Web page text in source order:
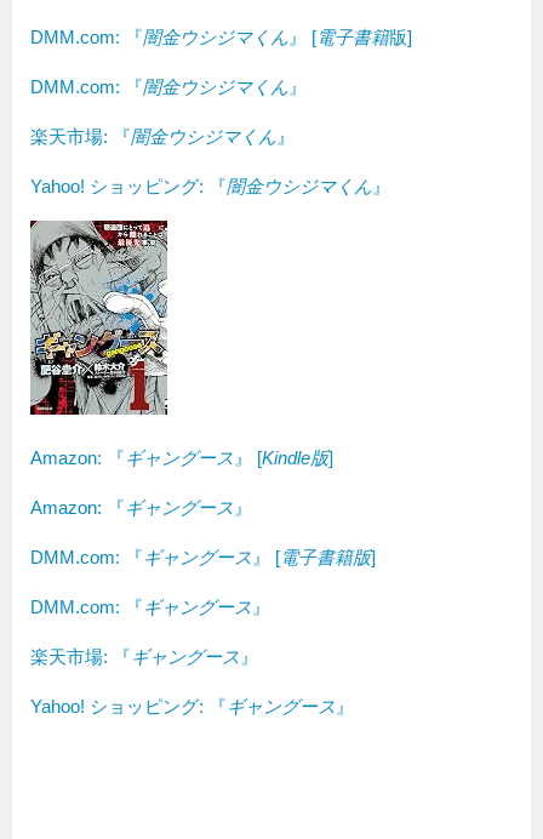
DMM.com: 『闇金ウシジマくん 』 [電子書籍版]
DMM.com: 『闇金ウシジマくん 』
楽天市場: 『闇金ウシジマくん 』
Yahoo! ショッピング: 『闇金ウシジマくん 』
Amazon: 『ギャングース 』 [Kindle版]
Amazon: 『ギャングース 』
DMM.com: 『ギャングース 』 [電子書籍版]
DMM.com: 『ギャングース 』
楽天市場: 『ギャングース 』
Yahoo! ショッピング: 『ギャングース 』